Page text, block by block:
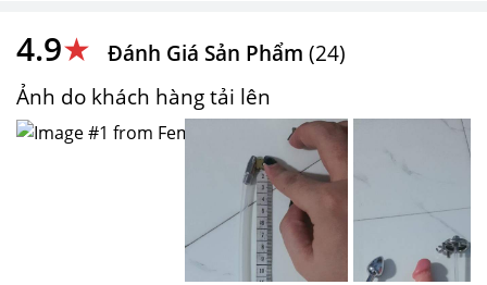
4.9★ Đánh Giá Sản Phẩm (24)
Ảnh do khách hàng tải lên